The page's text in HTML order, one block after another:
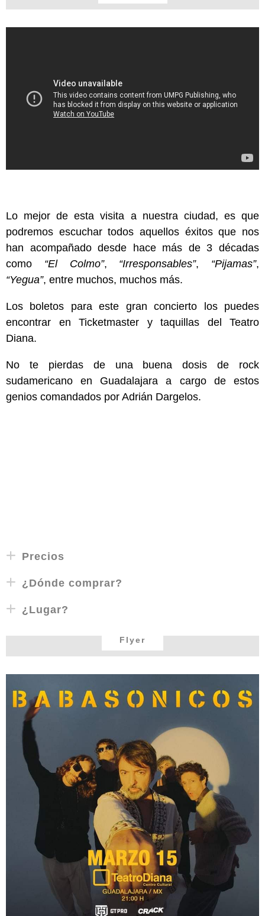
Lo mejor de esta visita a nuestra ciudad, es que
podremos escuchar todos aquellos éxitos que nos
han acompañado desde hace más de 3 décadas
como “El Colmo”, “Irresponsables”, “Pijamas”,
“Yegua”, entre muchos, muchos más.
Los boletos para este gran concierto los puedes
encontrar en Ticketmaster y taquillas del Teatro
Diana.
No te pierdas de una buena dosis de rock
sudamericano en Guadalajara a cargo de estos
genios comandados por Adrián Dargelos.
Precios
¿Dónde comprar?
¿Lugar?
Flyer